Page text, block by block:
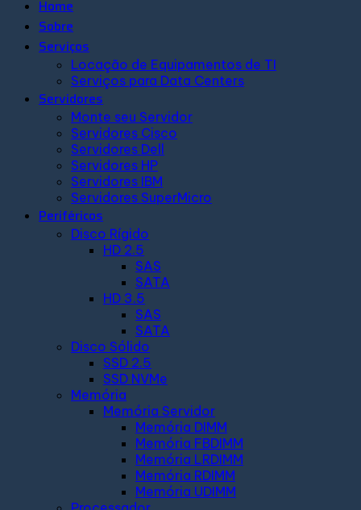
Home
Sobre
Serviços
Locação de Equipamentos de TI
Serviços para Data Centers
Servidores
Monte seu Servidor
Servidores Cisco
Servidores Dell
Servidores HP
Servidores IBM
Servidores SuperMicro
Periféricos
Disco Rígido
HD 2.5
SAS
SATA
HD 3.5
SAS
SATA
Disco Sólido
SSD 2.5
SSD NVMe
Memória
Memória Servidor
Memória DIMM
Memória FBDIMM
Memória LRDIMM
Memória RDIMM
Memória UDIMM